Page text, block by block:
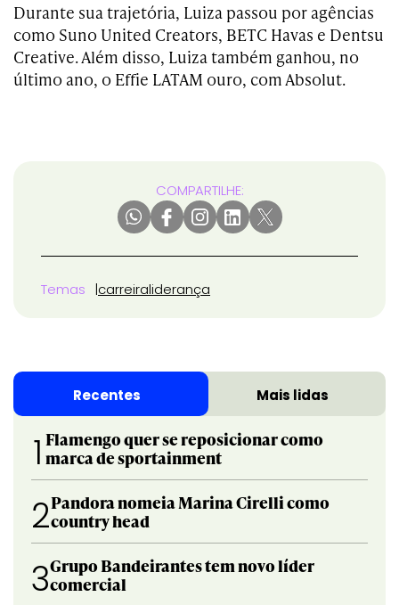
Durante sua trajetória, Luiza passou por agências
como Suno United Creators, BETC Havas e Dentsu
Creative. Além disso, Luiza também ganhou, no
último ano, o Effie LATAM ouro, com Absolut.
COMPARTILHE:
Temas carreiraliderança
Recentes Mais lidas
1 Flamengo quer se reposicionar como
marca de sportainment
2Pandora nomeia Marina Cirelli como
country head
3Grupo Bandeirantes tem novo líder
comercial